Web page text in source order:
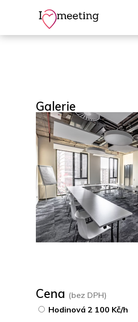
Galerie
Cena (bez DPH)
Hodinová 2 100 Kč/h